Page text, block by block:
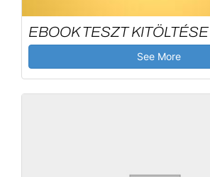
EBOOK TESZT KITÖLTÉSE
See More